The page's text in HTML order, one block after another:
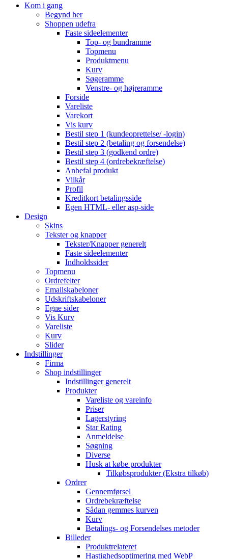
Kom i gang
Begynd her
Shoppen udefra
Faste sideelementer
Top- og bundramme
Topmenu
Produktmenu
Kurv
Søgeramme
Venstre- og højreramme
Forside
Vareliste
Varekort
Vis kurv
Bestil step 1 (kundeoprettelse/ -login)
Bestil step 2 (betaling og forsendelse)
Bestil step 3 (godkend ordre)
Bestil step 4 (ordrebekræftelse)
Anbefal produkt
Vilkår
Profil
Kreditkort betalingsside
Egen HTML- eller asp-side
Design
Skins
Tekster og knapper
Tekster/Knapper generelt
Faste sideelementer
Indholdssider
Topmenu
Ordrefelter
Emailskabeloner
Udskriftskabeloner
Egne sider
Vis Kurv
Vareliste
Kurv
Slider
Indstillinger
Firma
Shop indstillinger
Indstillinger generelt
Produkter
Vareliste og vareinfo
Priser
Lagerstyring
Star Rating
Anmeldelse
Søgning
Diverse
Husk at købe produkter
Tilkøbsprodukter (Ekstra tilkøb)
Ordrer
Gennemførsel
Ordrebekræftelse
Sådan gemmes kurven
Kurv
Betalings- og Forsendelses metoder
Billeder
Produktrelateret
Hastighedsoptimering med WebP